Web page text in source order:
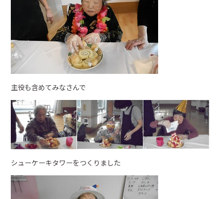
主役も含めてみなさんで
シューケーキタワーをつくりました